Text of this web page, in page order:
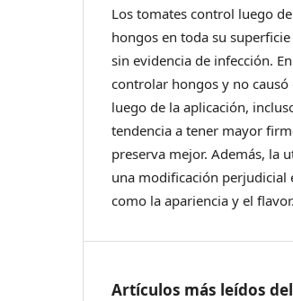
Los tomates control luego
hongos en toda su
sin evidencia de infección.
controlar hongos y no
luego de la aplicación,
tendencia a tener mayor
preserva mejor. Además, la
una modificación perjudicial
como la apariencia y el flavor.
Artículos más leídos